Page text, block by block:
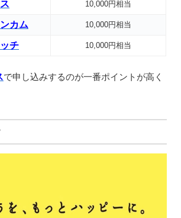
10,000円相当
カム 10,000円相当
チ 10,000円相当
で申し込みするのが一番ポイントが高く